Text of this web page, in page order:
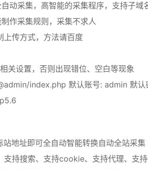
动采集，高智能的采集程序，支持子
作采集规则，采集不求人
上传方式，方法请百度
关设置，否则出现错位、空白等现象
index.php 默认账号: admin 默认
站地址即可全自动智能转换自动全站采集
支持搜索、支持cookie、支持代理、支